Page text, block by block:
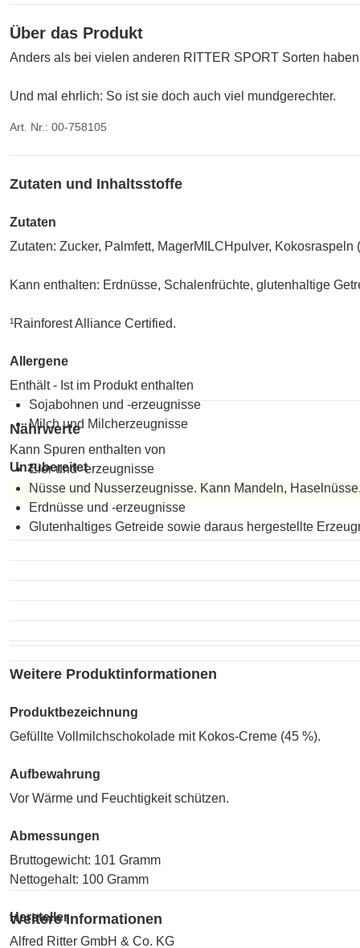
Über das Produkt
Anders als bei vielen anderen RITTER SPORT Sorten
Und mal ehrlich: So ist sie doch auch viel mundgerechter.
Art. Nr.: 00-758105
Zutaten und Inhaltsstoffe
Zutaten
Zutaten: Zucker, Palmfett, MagerMILCHpulver,
Kann enthalten: Erdnüsse, Schalenfrüchte, glutenhaltige
¹Rainforest Alliance Certified.
Allergene
Enthält - Ist im Produkt enthalten
Sojabohnen und -erzeugnisse
Milch und Milcherzeugnisse
Kann Spuren enthalten von
Eier und -erzeugnisse
Nüsse und Nusserzeugnisse. Kann Mandeln,
Erdnüsse und -erzeugnisse
Glutenhaltiges Getreide sowie daraus hergestellte
Nährwerte
Unzubereitet
Unzubereitet
Weitere Produktinformationen
Produktbezeichnung
Gefüllte Vollmilchschokolade mit Kokos-Creme (45 %).
Aufbewahrung
Vor Wärme und Feuchtigkeit schützen.
Abmessungen
Bruttogewicht: 101 Gramm
Nettogehalt: 100 Gramm
Hersteller
Alfred Ritter GmbH & Co. KG
Weitere Informationen